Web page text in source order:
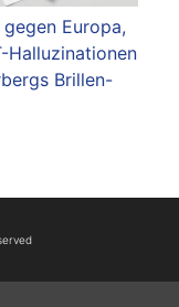
Europa,
Halluzinationen
Brillen-